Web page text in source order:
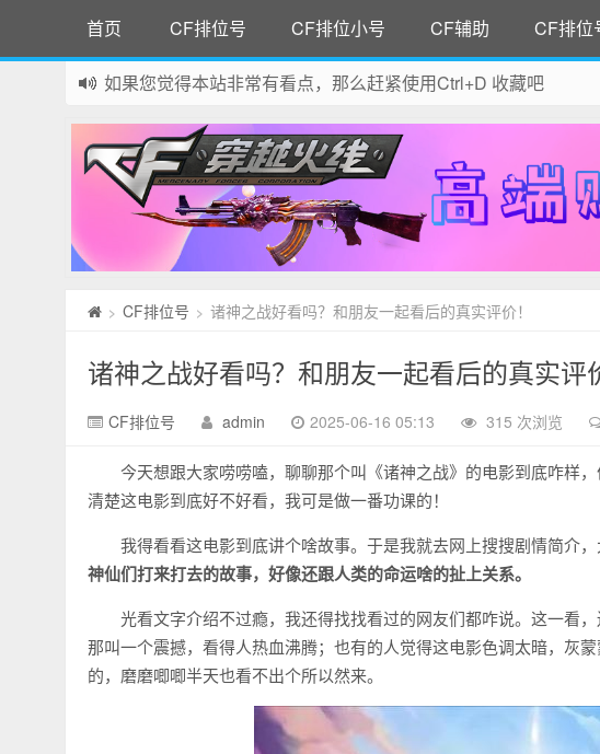
首页 CF排位号 CF排位小号 CF辅助 CF排位
如果您觉得本站非常有看点，那么赶紧使用Ctrl+D 收藏吧
> CF排位号 > 诸神之战好看吗？和朋友一起看后的真实评价！
诸神之战好看吗？和朋友一起看后的真实评
CF排位号 admin 2025-06-16 05:13 315 次浏览
今天想跟大家唠唠嗑，聊聊那个叫《诸神之战》的电影到底咋样
清楚这电影到底好不好看，我可是做一番功课的！
我得看看这电影到底讲个啥故事。于是我就去网上搜搜剧情简介，
神仙们打来打去的故事，好像还跟人类的命运啥的扯上关系。
光看文字介绍不过瘾，我还得找找看过的网友们都咋说。这一看
那叫一个震撼，看得人热血沸腾；也有的人觉得这电影色调太暗，灰
的，磨磨唧唧半天也看不出个所以然来。